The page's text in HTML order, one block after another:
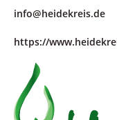
info@heidekreis.de
https://